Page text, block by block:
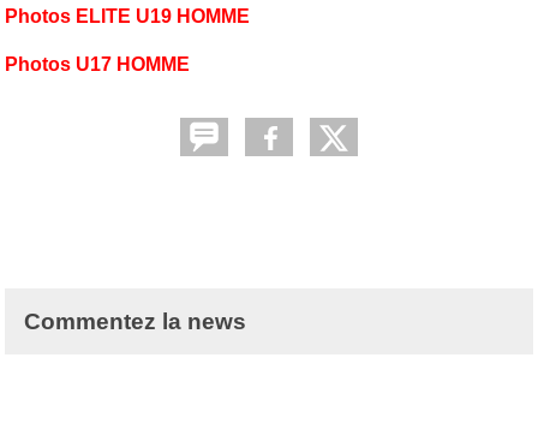
Photos ELITE U19 HOMME
Photos U17 HOMME
Commentez la news